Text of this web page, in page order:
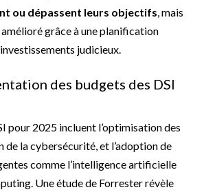
ou dépassent leurs objectifs, mais
grâce à une planification
judicieux.
des budgets des DSI
pour 2025 incluent l’optimisation des
de la cybersécurité, et l’adoption de
comme l’intelligence artificielle
Une étude de Forrester révèle